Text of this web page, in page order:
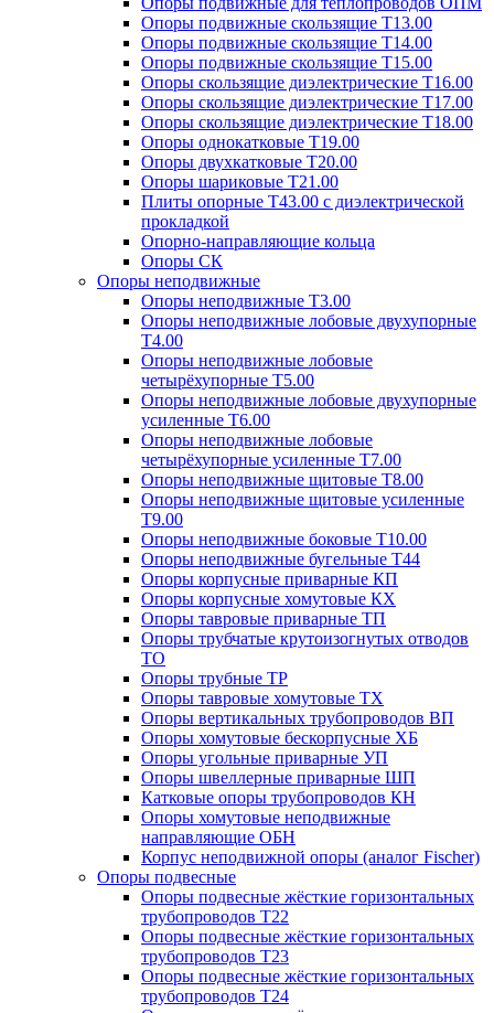
Опоры подвижные скользящие Т13.00
Опоры подвижные скользящие Т14.00
Опоры подвижные скользящие Т15.00
Опоры скользящие диэлектрические Т16.00
Опоры скользящие диэлектрические Т17.00
Опоры скользящие диэлектрические Т18.00
Опоры однокатковые Т19.00
Опоры двухкатковые Т20.00
Опоры шариковые Т21.00
Плиты опорные Т43.00 с диэлектрической
прокладкой
Опорно-направляющие кольца
Опоры СК
Опоры неподвижные
Опоры неподвижные Т3.00
Опоры неподвижные лобовые двухупорные
Т4.00
Опоры неподвижные лобовые
четырёхупорные Т5.00
Опоры неподвижные лобовые двухупорные
усиленные Т6.00
Опоры неподвижные лобовые
четырёхупорные усиленные Т7.00
Опоры неподвижные щитовые Т8.00
Опоры неподвижные щитовые усиленные
Т9.00
Опоры неподвижные боковые Т10.00
Опоры неподвижные бугельные Т44
Опоры корпусные приварные КП
Опоры корпусные хомутовые КХ
Опоры тавровые приварные ТП
Опоры трубчатые крутоизогнутых отводов
ТО
Опоры трубные ТР
Опоры тавровые хомутовые ТХ
Опоры вертикальных трубопроводов ВП
Опоры хомутовые бескорпусные ХБ
Опоры угольные приварные УП
Опоры швеллерные приварные ШП
Катковые опоры трубопроводов КН
Опоры хомутовые неподвижные
направляющие ОБН
Корпус неподвижной опоры (аналог Fischer)
Опоры подвесные
Опоры подвесные жёсткие горизонтальных
трубопроводов Т22
Опоры подвесные жёсткие горизонтальных
трубопроводов Т23
Опоры подвесные жёсткие горизонтальных
трубопроводов Т24